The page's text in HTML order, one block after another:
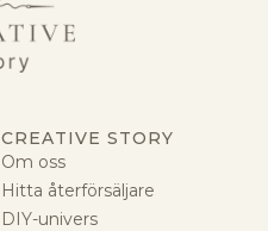
CREATIVE STORY
Om oss
Hitta återförsäljare
DIY-univers